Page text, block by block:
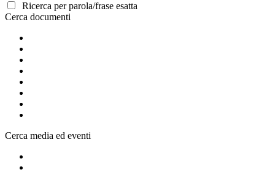
Ricerca per parola/frase esatta
Cerca documenti
Cerca media ed eventi